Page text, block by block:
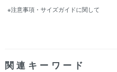
※注意事項・サイズガイドに関して
関連キーワード